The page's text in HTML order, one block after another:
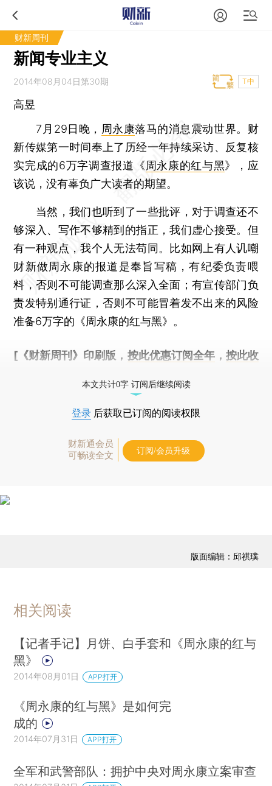
财新周刊
新闻专业主义
2014年08月04日第30期 T中
高昱
7月29日晚， 周永康落马的消息震动世界。财
新传媒第一时间奉上了历经一年持续采访、反复核
实完成的6万字调查报道《周永康的红与黑》，应
该说，没有辜负广大读者的期望。
当然，我们也听到了一些批评，对于调查还不
够深入、写作不够精到的指正，我们虚心接受。但
有一种观点，我个人无法苟同。比如网上有人讥嘲
财新做周永康的报道是奉旨写稿，有纪委负责喂
料，否则不可能调查那么深入全面；有宣传部门负
责发特别通行证，否则不可能冒着发不出来的风险
准备6万字的《周永康的红与黑》。
[《财新周刊》印刷版， 按此优惠订阅全年， 按此收
本文共计0字 订阅后继续阅读
登录 后获取已订阅的阅读权限
财新通会员
可畅读全文
订阅/会员升级
版面编辑：邱祺璞
相关阅读
【记者手记】月饼、白手套和《周永康的红与
黑》
2014年08月01日 APP打开
《周永康的红与黑》是如何完
成的
2014年07月31日 APP打开
全军和武警部队：拥护中央对周永康立案审查